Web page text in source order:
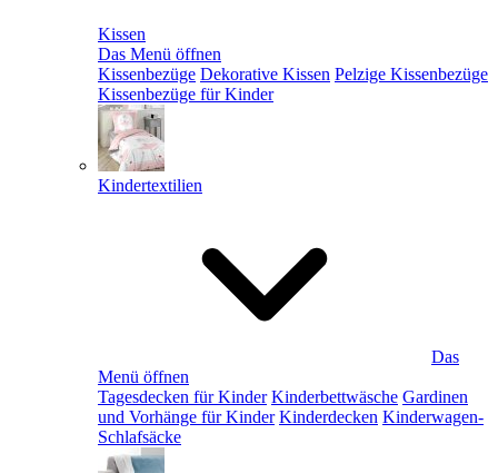
Kissen
Das Menü öffnen
Kissenbezüge Dekorative Kissen Pelzige Kissenbezüge
Kissenbezüge für Kinder
Kindertextilien
Das
Menü öffnen
Tagesdecken für Kinder Kinderbettwäsche Gardinen
und Vorhänge für Kinder Kinderdecken Kinderwagen-
Schlafsäcke